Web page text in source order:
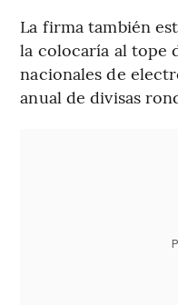
La firma también
la colocaría al tope
nacionales de
anual de divisas